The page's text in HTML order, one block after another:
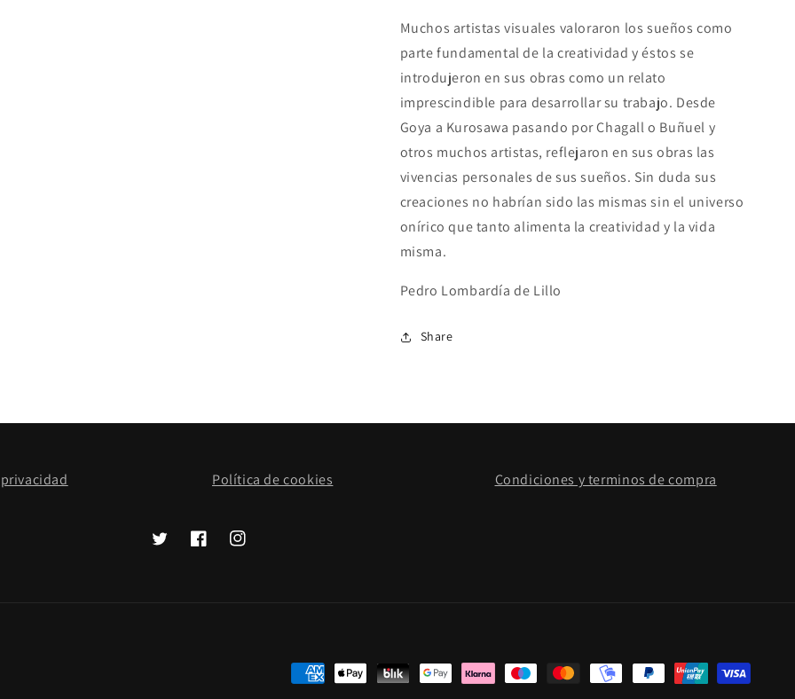
Muchos artistas visuales valoraron los sueños como
parte fundamental de la creatividad y éstos se
introdujeron en sus obras como un relato
imprescindible para desarrollar su trabajo. Desde
Goya a Kurosawa pasando por Chagall o Buñuel y
otros muchos artistas, reflejaron en sus obras las
vivencias personales de sus sueños. Sin duda sus
creaciones no habrían sido las mismas sin el universo
onírico que tanto alimenta la creatividad y la vida
misma.
Pedro Lombardía de Lillo
Share
Política de cookies Condiciones y terminos de compra
TwitterFacebookInstagram
Formas